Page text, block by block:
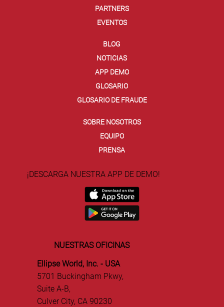
PARTNERS
EVENTOS
BLOG
NOTICIAS
APP DEMO
GLOSARIO
GLOSARIO DE FRAUDE
SOBRE NOSOTROS
EQUIPO
PRENSA
¡DESCARGA NUESTRA APP DE DEMO!
NUESTRAS OFICINAS
Ellipse World, Inc. - USA
5701 Buckingham Pkwy,
Suite A-B,
Culver City, CA 90230